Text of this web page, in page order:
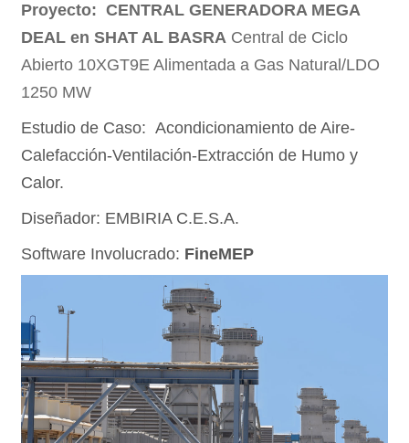
3
4
Proyecto: CENTRAL GENERADORA MEGA
DEAL en SHAT AL BASRA Central de Ciclo
Abierto 10XGT9E Alimentada a Gas Natural/LDO
1250 MW
Estudio de Caso: Acondicionamiento de Aire-
Calefacción-Ventilación-Extracción de Humo y
Calor.
Diseñador: EMBIRIA C.E.S.A.
Software Involucrado: FineMEP